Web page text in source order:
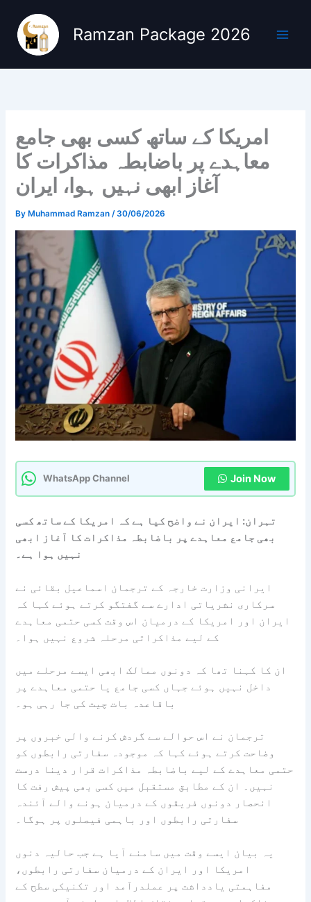
content
Ramzan Package 2026
امریکا کے ساتھ کسی بھی جامع
معاہدے پر باضابطہ مذاکرات کا
آغاز ابھی نہیں ہوا، ایران
By Muhammad Ramzan/30/06/2026
WhatsApp Channel Join Now
تہران: ایران نے واضح کیا ہے کہ امریکا کے ساتھ کسی
بھی جامع معاہدے پر باضابطہ مذاکرات کا آغاز ابھی
نہیں ہوا ہے۔
ایرانی وزارت خارجہ کے ترجمان اسماعیل بقائی نے
سرکاری نشریاتی ادارے سے گفتگو کرتے ہوئے کہا کہ
ایران اور امریکا کے درمیان اس وقت کسی حتمی معاہدے
کے لیے مذاکراتی مرحلہ شروع نہیں ہوا۔
ان کا کہنا تھا کہ دونوں ممالک ابھی ایسے مرحلے میں
داخل نہیں ہوئے جہاں کسی جامع یا حتمی معاہدے پر
باقاعدہ بات چیت کی جا رہی ہو۔
ترجمان نے اس حوالے سے گردش کرنے والی خبروں پر
وضاحت کرتے ہوئے کہا کہ موجودہ سفارتی رابطوں کو
حتمی معاہدے کے لیے باضابطہ مذاکرات قرار دینا درست
نہیں۔ ان کے مطابق مستقبل میں کسی بھی پیش رفت کا
انحصار دونوں فریقوں کے درمیان ہونے والے آئندہ
سفارتی رابطوں اور باہمی فیصلوں پر ہوگا۔
یہ بیان ایسے وقت میں سامنے آیا ہے جب حالیہ دنوں
امریکا اور ایران کے درمیان سفارتی رابطوں،
مفاہمتی یادداشت پر عملدرآمد اور تکنیکی سطح کے